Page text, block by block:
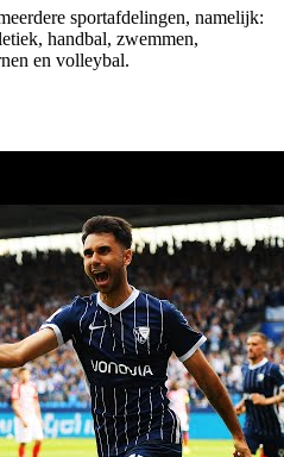
sportafdelingen, namelijk:
handbal, zwemmen,
en volleybal.